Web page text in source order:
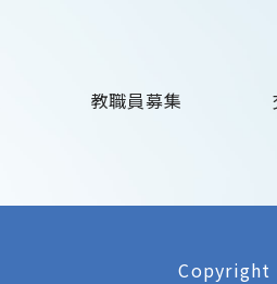
教職員募集
Copyright